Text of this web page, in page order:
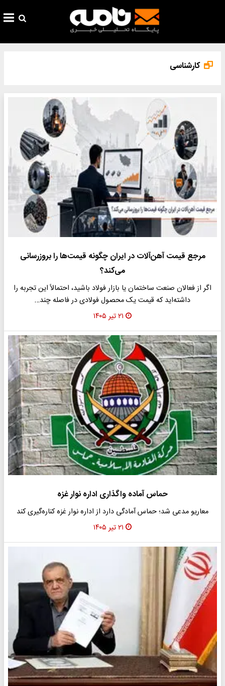
کارشناسی
مرجع قیمت آهن‌آلات در ایران چگونه قیمت‌ها را بروزرسانی
می‌کند؟
اگر از فعالان صنعت ساختمان یا بازار فولاد باشید، احتمالاً این تجربه را
داشته‌اید که قیمت یک محصول فولادی در فاصله چند…
۲۱ تیر ۱۴۰۵
حماس آماده واگذاری اداره نوار غزه
معاریو مدعی شد؛ حماس آمادگی دارد از اداره نوار غزه کناره‌گیری کند
۲۱ تیر ۱۴۰۵